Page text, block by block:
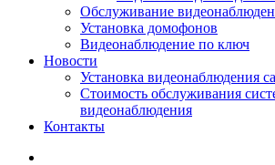
Обслуживание
Установка домофонов
Видеонаблюдение по ключ
Новости
Установка видеонаблюдения
Стоимость обслуживания
видеонаблюдения
Контакты